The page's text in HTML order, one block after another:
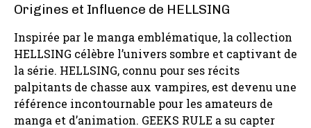
Origines et Influence de HELLSING
Inspirée par le manga emblématique, la collection
HELLSING célèbre l’univers sombre et captivant de
la série. HELLSING, connu pour ses récits
palpitants de chasse aux vampires, est devenu une
référence incontournable pour les amateurs de
manga et d’animation. GEEKS RULE a su capter